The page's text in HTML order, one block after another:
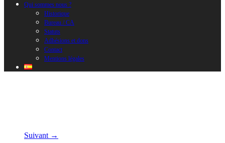
Qui sommes nous ?
Historique
Bureau / CA
Statuts
Adhésions et dons
Contact
Mentions légales
Suivant →